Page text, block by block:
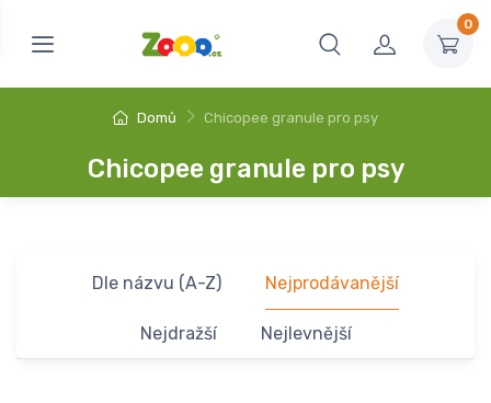
0
Domů Chicopee granule pro psy
Chicopee granule pro psy
Dle názvu (A-Z) Nejprodávanější
Nejdražší Nejlevnější